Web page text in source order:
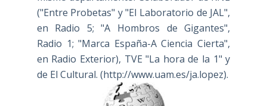
("Entre Probetas" y "El Laboratorio de JAL",
en Radio 5; "A Hombros de Gigantes",
Radio 1; "Marca España-A Ciencia Cierta",
en Radio Exterior), TVE "La hora de la 1" y
de El Cultural. (http://www.uam.es/ja.lopez).